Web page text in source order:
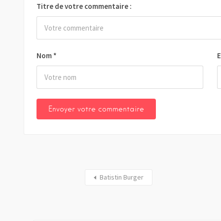
Nom *
Titre de votre commentaire :
Batistin Burger